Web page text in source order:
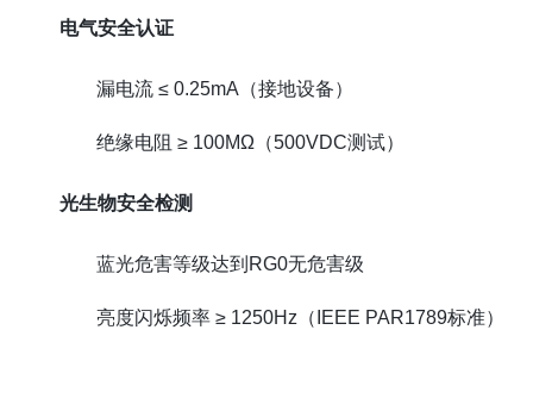
电气安全认证
漏电流 ≤ 0.25mA（接地设备）
绝缘电阻 ≥ 100MΩ（500VDC测试）
光生物安全检测
蓝光危害等级达到RG0无危害级
亮度闪烁频率 ≥ 1250Hz（IEEE PAR1789标准）